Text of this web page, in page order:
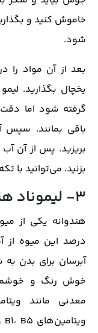
خاموش کنید و
شود.
بعد از آن مواد
یخچال بگذارید.
گرفته شود اما
باقی بمانند.
بریزید. پس از آن
بزنید. می‌توانید با
3- لیموناد هندوانه
درصد این میوه از
آبرسان برای بدن
خوش رنگ و